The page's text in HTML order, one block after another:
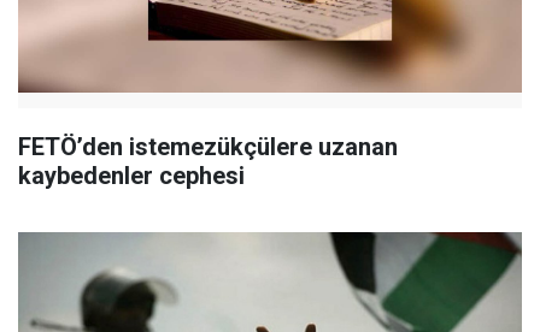
FETÖ’den istemezükçülere uzanan
kaybedenler cephesi